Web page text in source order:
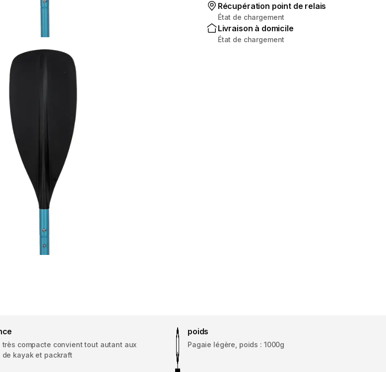
Récupération point de relais
État de chargement
Livraison à domicile
État de chargement
très compacte convient tout autant aux
de kayak et packraft
poids
Pagaie légère, poids : 1000g